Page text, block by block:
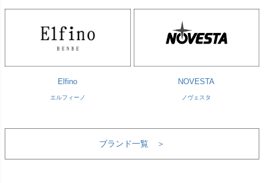
Elfino
エルフィーノ
NOVESTA
ノヴェスタ
ブランド一覧 ＞